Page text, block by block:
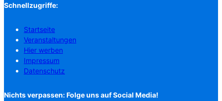
Schnellzugriffe:
Startseite
Veranstaltungen
Hier werben
Impressum
Datenschutz
Nichts verpassen: Folge uns auf Social Media!